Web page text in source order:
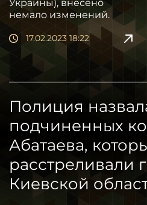
Украины), внесено
немало изменений.
17.02.2023 18:22
Полиция
подчиненных
Абатаева,
расстреливали
Киевской